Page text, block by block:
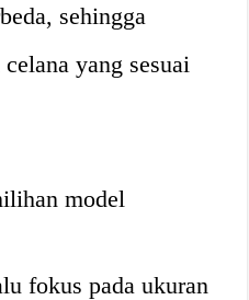
sehingga
yang sesuai
model
fokus pada ukuran